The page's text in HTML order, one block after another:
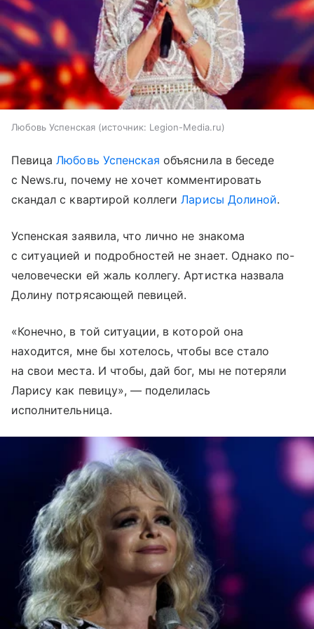
Любовь Успенская источник: Legion-Media.ru
ПевицаЛюбовь Успенская объяснила в беседе
с News.ru, почему не хочет комментировать
скандал с квартирой коллегиЛарисы Долиной.
Успенская заявила, что лично не знакома
с ситуацией и подробностей не знает. Однако по-
человечески ей жаль коллегу. Артистка назвала
Долину потрясающей певицей.
«Конечно, в той ситуации, в которой она
находится, мне бы хотелось, чтобы все стало
на свои места. И чтобы, дай бог, мы не потеряли
Ларису как певицу», — поделилась
исполнительница.